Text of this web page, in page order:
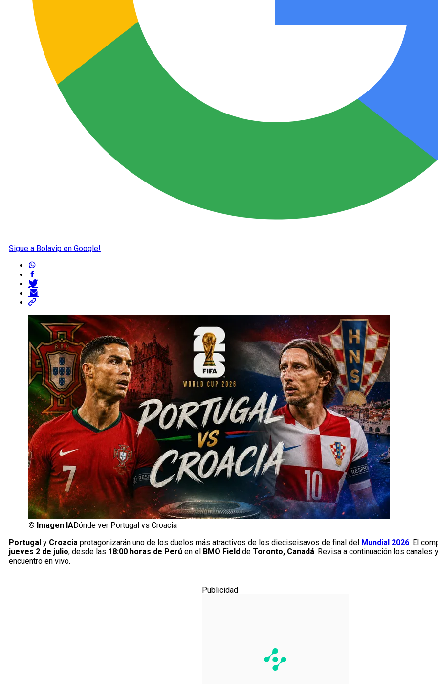
Sigue a Bolavip en Google!
© Imagen IADónde ver Portugal vs Croacia
Portugal y Croacia protagonizarán uno de los duelos más atractivos de los dieciseisavos de final del Mundial 2026. El
jueves 2 de julio, desde las 18:00 horas de Perú en el BMO Field de Toronto, Canadá. Revisa a continuación los canales
encuentro en vivo.
Publicidad